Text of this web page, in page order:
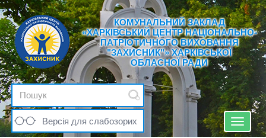
КОМУНАЛЬНИЙ ЗАКЛАД
«ХАРКІВСЬКИЙ ЦЕНТР НАЦІОНАЛЬНО-
ПАТРІОТИЧНОГО ВИХОВАННЯ
"ЗАХИСНИК"» ХАРКІВСЬКОЇ
ОБЛАСНОЇ РАДИ
Версія для слабозорих
Toggle